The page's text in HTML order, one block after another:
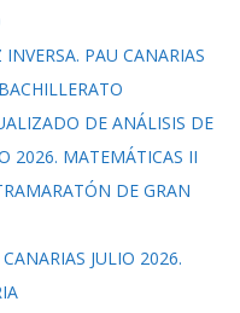
PAU CANARIAS
DE ANÁLISIS DE
2026. MATEMÁTICAS II
DE GRAN
JULIO 2026.